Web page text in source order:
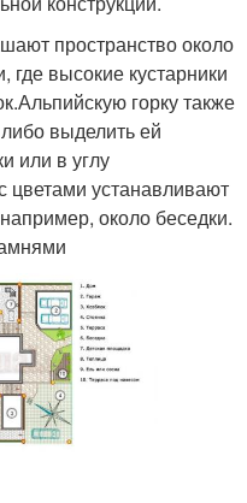
пространство около
высокие кустарники
горку также
выделить ей
или в углу
цветами устанавливают
около беседки.